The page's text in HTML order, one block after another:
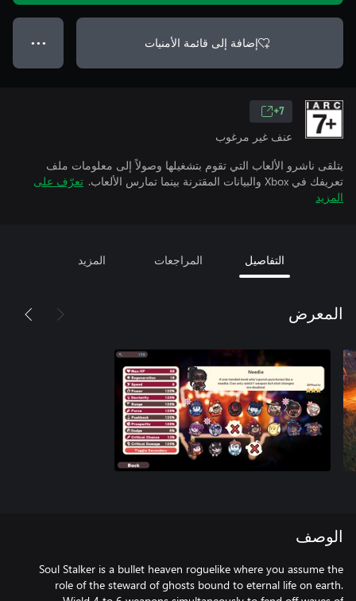
إضافة إلى قائمة الأمنيات ● ● ●
7+
عنف غير مرغوب
يتلقى ناشرو الألعاب التي تقوم بتشغيلها وصولاً إلى معلومات ملف
تعريفك في Xbox والبيانات المقترنة بينما تمارس الألعاب.
تعرّف على
المزيد
التفاصيل المراجعات المزيد
المعرض
الوصف
Soul Stalker is a bullet heaven roguelike where you assume the
role of the steward of ghosts bound to eternal life on earth.